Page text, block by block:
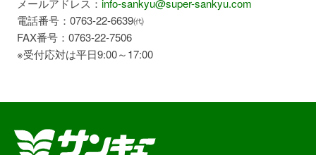
メールアドレス： info-sankyu@super-sankyu.com
電話番号：0763-22-6639㈹
FAX番号：0763-22-7506
※受付応対は平日9:00～17:00